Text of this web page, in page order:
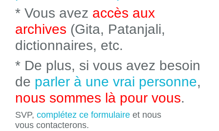
* Vous avez accès aux
archives (Gita, Patanjali,
dictionnaires, etc.
* De plus, si vous avez besoin
de parler à une vrai personne,
nous sommes là pour vous.
SVP, complétez ce formulaire et nous
vous contacterons.